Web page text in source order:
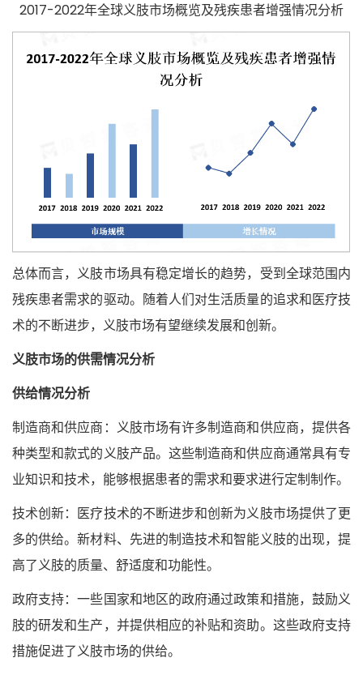
2017-2022年全球义肢市场概览及残疾患者增强情况分析
总体而言，义肢市场具有稳定增长的趋势，受到全球范围内
残疾患者需求的驱动。随着人们对生活质量的追求和医疗技
术的不断进步，义肢市场有望继续发展和创新。
义肢市场的供需情况分析
供给情况分析
制造商和供应商：义肢市场有许多制造商和供应商，提供各
种类型和款式的义肢产品。这些制造商和供应商通常具有专
业知识和技术，能够根据患者的需求和要求进行定制制作。
技术创新：医疗技术的不断进步和创新为义肢市场提供了更
多的供给。新材料、先进的制造技术和智能义肢的出现，提
高了义肢的质量、舒适度和功能性。
政府支持：一些国家和地区的政府通过政策和措施，鼓励义
肢的研发和生产，并提供相应的补贴和资助。这些政府支持
措施促进了义肢市场的供给。